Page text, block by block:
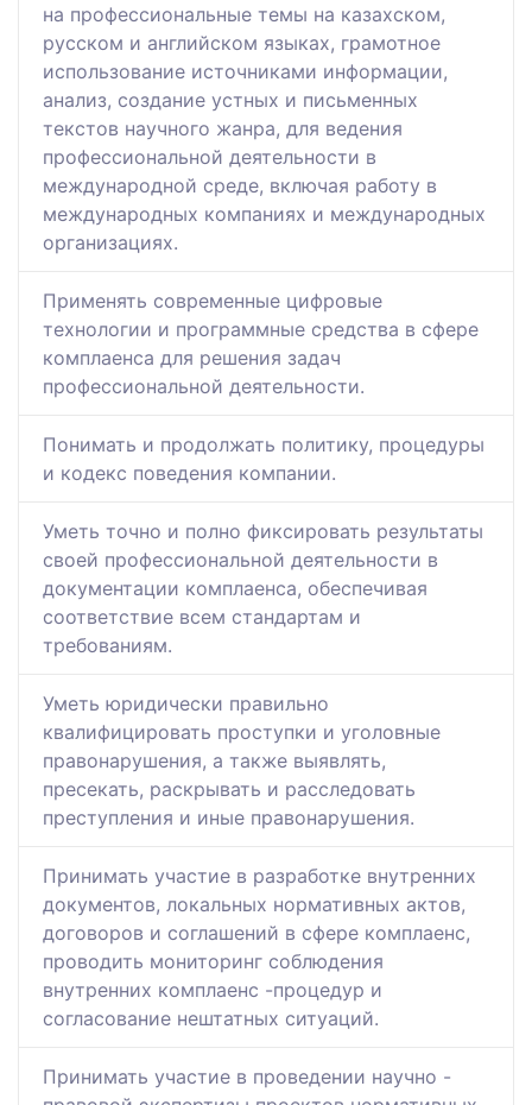
на профессиональные темы на казахском,
русском и английском языках, грамотное
использование источниками информации,
анализ, создание устных и письменных
текстов научного жанра, для ведения
профессиональной деятельности в
международной среде, включая работу в
международных компаниях и международных
организациях.
Применять современные цифровые
технологии и программные средства в сфере
комплаенса для решения задач
профессиональной деятельности.
Понимать и продолжать политику, процедуры
и кодекс поведения компании.
Уметь точно и полно фиксировать результаты
своей профессиональной деятельности в
документации комплаенса, обеспечивая
соответствие всем стандартам и
требованиям.
Уметь юридически правильно
квалифицировать проступки и уголовные
правонарушения, а также выявлять,
пресекать, раскрывать и расследовать
преступления и иные правонарушения.
Принимать участие в разработке внутренних
документов, локальных нормативных актов,
договоров и соглашений в сфере комплаенс,
проводить мониторинг соблюдения
внутренних комплаенс -процедур и
согласование нештатных ситуаций.
Принимать участие в проведении научно -